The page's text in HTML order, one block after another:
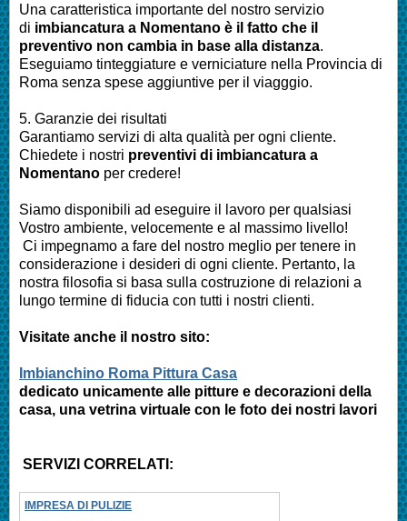
Una caratteristica importante del nostro servizio
di imbiancatura a Nomentano è il fatto che il
preventivo non cambia in base alla distanza.
Eseguiamo tinteggiature e verniciature nella Provincia di
Roma senza spese aggiuntive per il viagggio.
5. Garanzie dei risultati
Garantiamo servizi di alta qualità per ogni cliente.
Chiedete i nostri preventivi di imbiancatura a
Nomentano per credere!
Siamo disponibili ad eseguire il lavoro per qualsiasi
Vostro ambiente, velocemente e al massimo livello!
Ci impegnamo a fare del nostro meglio per tenere in
considerazione i desideri di ogni cliente. Pertanto, la
nostra filosofia si basa sulla costruzione di relazioni a
lungo termine di fiducia con tutti i nostri clienti.
Visitate anche il nostro sito:
Imbianchino Roma Pittura Casa
dedicato unicamente alle pitture e decorazioni della
casa, una vetrina virtuale con le foto dei nostri lavori
SERVIZI CORRELATI:
IMPRESA DI PULIZIE